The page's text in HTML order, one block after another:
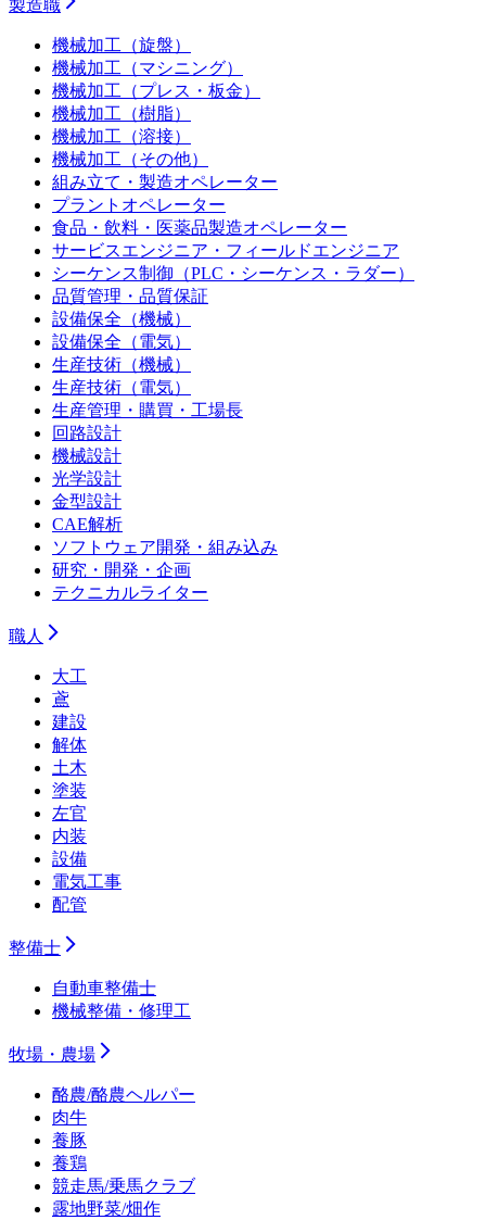
製造職
機械加工（旋盤）
機械加工（マシニング）
機械加工（プレス・板金）
機械加工（樹脂）
機械加工（溶接）
機械加工（その他）
組み立て・製造オペレーター
プラントオペレーター
食品・飲料・医薬品製造オペレーター
サービスエンジニア・フィールドエンジニア
シーケンス制御（PLC・シーケンス・ラダー）
品質管理・品質保証
設備保全（機械）
設備保全（電気）
生産技術（機械）
生産技術（電気）
生産管理・購買・工場長
回路設計
機械設計
光学設計
金型設計
CAE解析
ソフトウェア開発・組み込み
研究・開発・企画
テクニカルライター
職人
大工
鳶
建設
解体
土木
塗装
左官
内装
設備
電気工事
配管
整備士
自動車整備士
機械整備・修理工
牧場・農場
酪農/酪農ヘルパー
肉牛
養豚
養鶏
競走馬/乗馬クラブ
露地野菜/畑作